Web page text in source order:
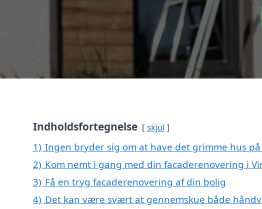
Indholdsfortegnelse skjul
1) Ingen bryder sig om at have det grimme hus
2) Kom nemt i gang med din facaderenovering i
3) Få en tryg facaderenovering af din bolig
4) Det kan være svært at gennemskue både